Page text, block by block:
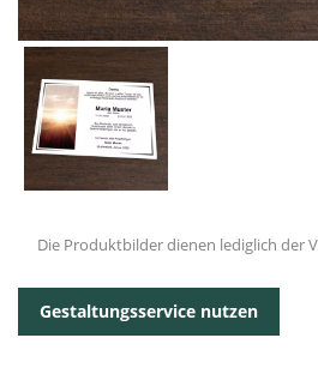
Die Produktbilder dienen lediglich der
Gestaltungsservice nutzen